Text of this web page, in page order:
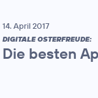
14. April 2017
DIGITALE OSTERFREUDE:
Die besten